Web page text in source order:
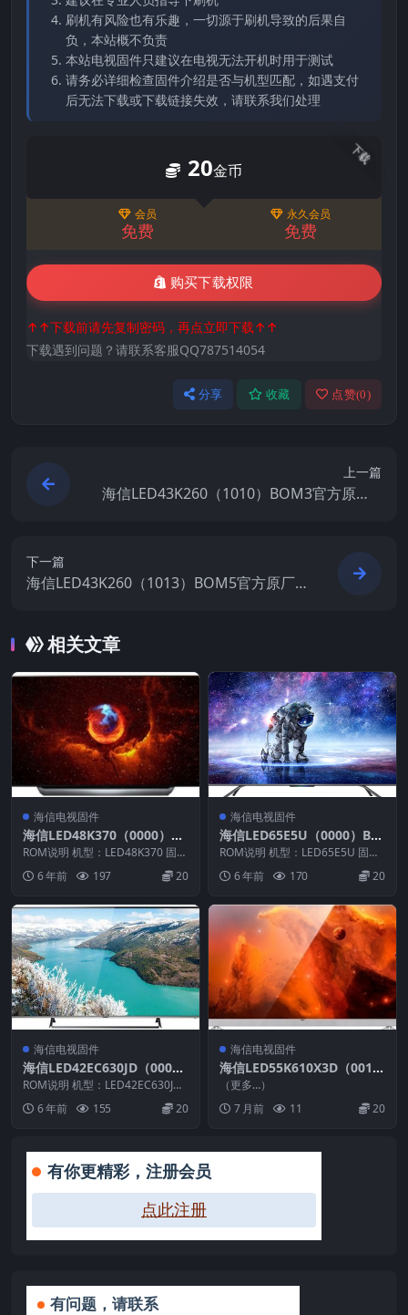
刷机有风险也有乐趣，一切源于刷机导致的后果自
负，本站概不负责
本站电视固件只建议在电视无法开机时用于测试
请务必详细检查固件介绍是否与机型匹配，如遇支付
后无法下载或下载链接失效，请联系我们处理
下载
20金币
会员
免费
永久会员
免费
购买下载权限
↑↑下载前请先复制密码，再点立即下载↑↑
下载遇到问题？请联系客服QQ787514054
分享 收藏 点赞(0)
上一篇
海信LED43K260（1010）BOM3官方原厂U
下一篇
海信LED43K260（1013）BOM5官方原厂U
相关文章
海信电视固件
海信LED48K370（0000）B
OM1官方原厂USB刷机电视
固件包
ROM说明 机型：LED48K370 固件
版本：（0000） BOM：1 海信L...
6 年前 197 20
海信电视固件
海信LED65E5U（0000）BO
M1_C002_20170911官方原
厂USB刷机电视固件包
ROM说明 机型：LED65E5U 固件
版本：（0000） BOM：1 海信L
E... 6 年前 170 20
海信电视固件
海信LED42EC630JD（000
0）BOM1_C001_20131204
官方原厂USB刷机电视固件包
ROM说明 机型：LED42EC630JD
固件版本：（0000） BOM：1 ...
6 年前 155 20
海信电视固件
海信LED55K610X3D（001
1）BOM2_C004_20140311_
U盘刷机固件
（更多…）
7 月前
11 20
有你更精彩，注册会员
点此注册
有问题，请联系